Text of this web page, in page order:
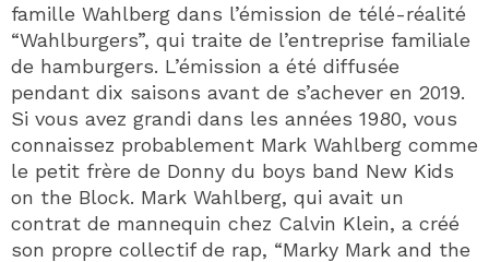
famille Wahlberg dans l’émission de télé-réalité
“Wahlburgers”, qui traite de l’entreprise familiale
de hamburgers. L’émission a été diffusée
pendant dix saisons avant de s’achever en 2019.
Si vous avez grandi dans les années 1980, vous
connaissez probablement Mark Wahlberg comme
le petit frère de Donny du boys band New Kids
on the Block. Mark Wahlberg, qui avait un
contrat de mannequin chez Calvin Klein, a créé
son propre collectif de rap, “Marky Mark and the